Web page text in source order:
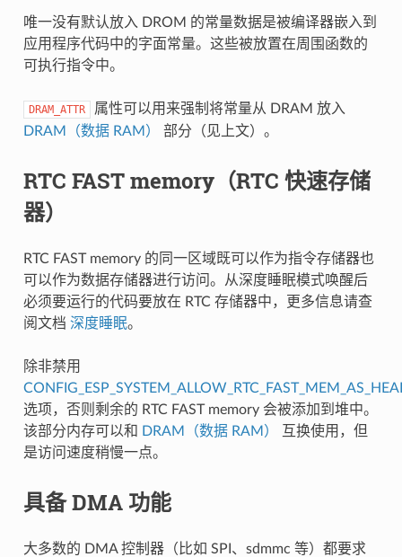
唯一没有默认放入 DROM 的常量数据是被编译器嵌入到
应用程序代码中的字面常量。这些被放置在周围函数的
可执行指令中。
DRAM_ATTR
属性可以用来强制将常量从 DRAM 放入
DRAM（数据 RAM）
部分（见上文）。
RTC FAST memory（RTC 快速存储
器）
RTC FAST memory 的同一区域既可以作为指令存储器也
可以作为数据存储器进行访问。从深度睡眠模式唤醒后
必须要运行的代码要放在 RTC 存储器中，更多信息请查
阅文档 深度睡眠。
除非禁用
选项，否则剩余的 RTC FAST memory 会被添加到堆中。
该部分内存可以和
DRAM（数据 RAM）
互换使用，但
是访问速度稍慢一点。
具备 DMA 功能
大多数的 DMA 控制器（比如 SPI、sdmmc 等）都要求